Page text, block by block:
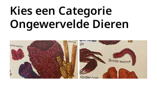
Kies een Categorie
Ongewervelde Dieren